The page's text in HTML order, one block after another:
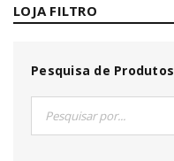
LOJA FILTRO
Pesquisa de Produtos